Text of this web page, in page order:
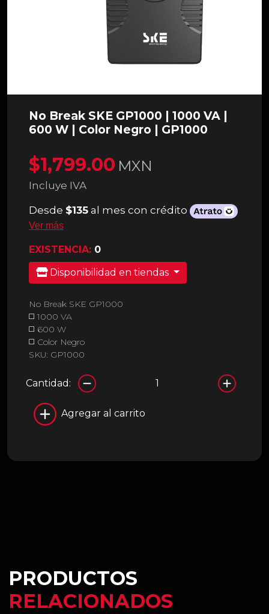
No Break SKE GP1000 | 1000 VA |
600 W | Color Negro | GP1000
$1,799.00 MXN
Incluye IVA
Desde $135 al mes con crédito
Ver más
EXISTENCIA: 0
Disponibilidad en tiendas
No Break SKE GP1000
◻️ 1000 VA
◻️ 600 W
◻️ Color Negro
SKU: GP1000
Cantidad:
Agregar al carrito
PRODUCTOS
RELACIONADOS